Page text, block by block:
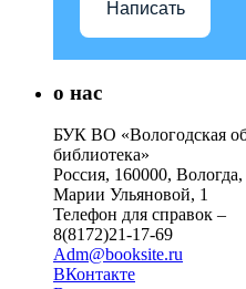
Написать
о нас
БУК ВО «Вологодская
библиотека»
Россия, 160000, Вологда,
Марии Ульяновой, 1
Телефон для справок –
8(8172)21-17-69
Adm@booksite.ru
ВКонтакте